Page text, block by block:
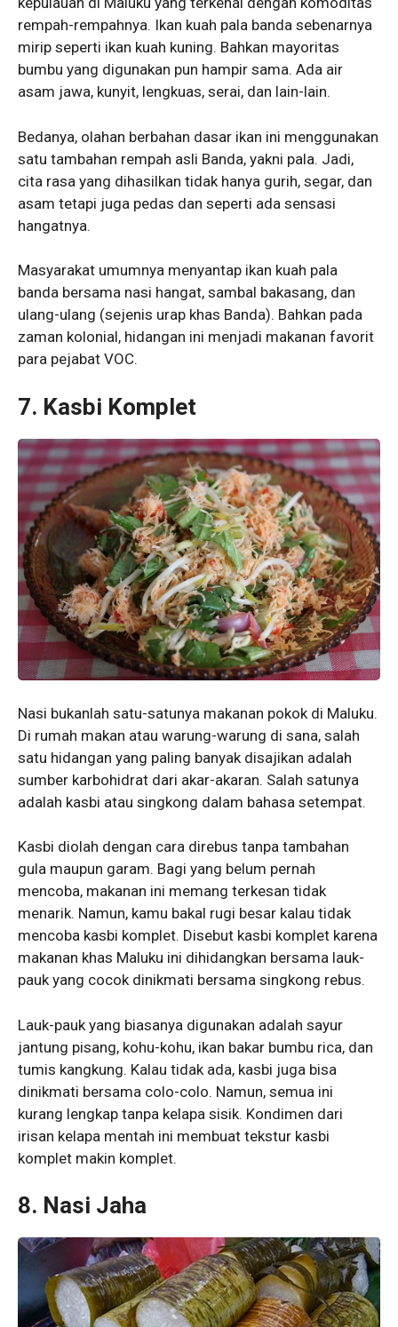
rempah-rempahnya. Ikan kuah pala banda sebenarnya
mirip seperti ikan kuah kuning. Bahkan mayoritas
bumbu yang digunakan pun hampir sama. Ada air
asam jawa, kunyit, lengkuas, serai, dan lain-lain.
Bedanya, olahan berbahan dasar ikan ini menggunakan
satu tambahan rempah asli Banda, yakni pala. Jadi,
cita rasa yang dihasilkan tidak hanya gurih, segar, dan
asam tetapi juga pedas dan seperti ada sensasi
hangatnya.
Masyarakat umumnya menyantap ikan kuah pala
banda bersama nasi hangat, sambal bakasang, dan
ulang-ulang (sejenis urap khas Banda). Bahkan pada
zaman kolonial, hidangan ini menjadi makanan favorit
para pejabat VOC.
7. Kasbi Komplet
Nasi bukanlah satu-satunya makanan pokok di Maluku.
Di rumah makan atau warung-warung di sana, salah
satu hidangan yang paling banyak disajikan adalah
sumber karbohidrat dari akar-akaran. Salah satunya
adalah kasbi atau singkong dalam bahasa setempat.
Kasbi diolah dengan cara direbus tanpa tambahan
gula maupun garam. Bagi yang belum pernah
mencoba, makanan ini memang terkesan tidak
menarik. Namun, kamu bakal rugi besar kalau tidak
mencoba kasbi komplet. Disebut kasbi komplet karena
makanan khas Maluku ini dihidangkan bersama lauk-
pauk yang cocok dinikmati bersama singkong rebus.
Lauk-pauk yang biasanya digunakan adalah sayur
jantung pisang, kohu-kohu, ikan bakar bumbu rica, dan
tumis kangkung. Kalau tidak ada, kasbi juga bisa
dinikmati bersama colo-colo. Namun, semua ini
kurang lengkap tanpa kelapa sisik. Kondimen dari
irisan kelapa mentah ini membuat tekstur kasbi
komplet makin komplet.
8. Nasi Jaha